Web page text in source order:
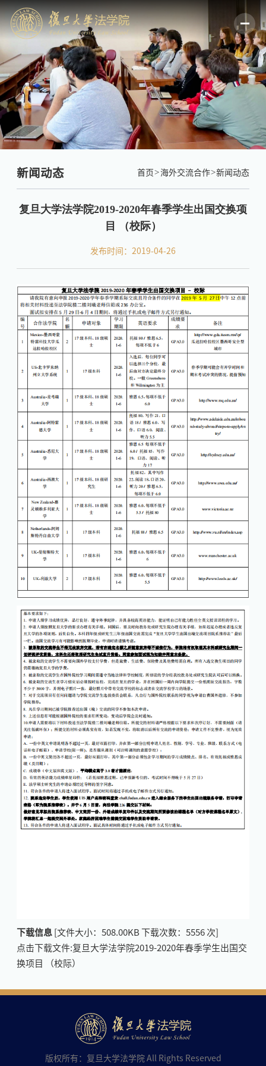
新闻动态 首页 海外交流合作 新闻动态
复旦大学法学院2019-2020年春季学生出国交换项
目 （校际）
发布时间：2019-04-26
下载信息[文件大小： 508.00KB 下载次数： 5556次]
点击下载文件:复旦大学法学院2019-2020年春季学生出国交
换项目 （校际）
版权所有：复旦大学法学院 All Rights Reserved